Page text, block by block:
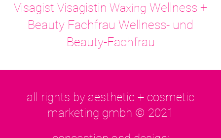
Visagist Visagistin Waxing Wellness +
Beauty Fachfrau Wellness- und
Beauty-Fachfrau
all rights by aesthetic + cosmetic
marketing gmbh © 2021